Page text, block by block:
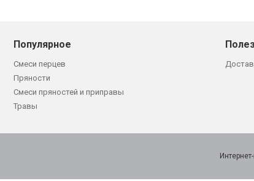
Популярное
Смеси перцев
Пряности
Смеси пряностей и приправы
Травы